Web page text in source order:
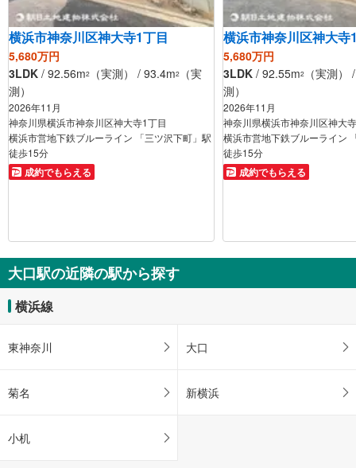
横浜市神奈川区神大寺1丁目
5,680万円
3LDK / 92.56m2 （実測） / 93.4m2
（実
測）
2026年11月
神奈川県横浜市神奈川区神大寺1丁目
横浜市営地下鉄ブルーライン 「三ツ沢下町」駅
徒歩15分
成約でもらえる
横浜市神奈川区神大寺
5,680万円
3LDK / 92.55m2
（実測
測）
2026年11月
神奈川県横浜市神奈川区神大
横浜市営地下鉄ブルーライン
徒歩15分
成約でもらえる
大口駅の近隣の駅から探す
横浜線
東神奈川 大口
菊名 新横浜
小机